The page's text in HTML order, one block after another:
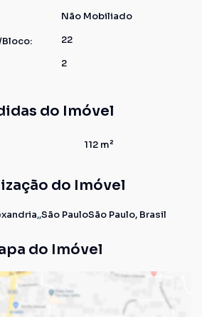
Não Mobiliado
22
2
do Imóvel
112 m²
do Imóvel
São PauloSão Paulo, Brasil
do Imóvel